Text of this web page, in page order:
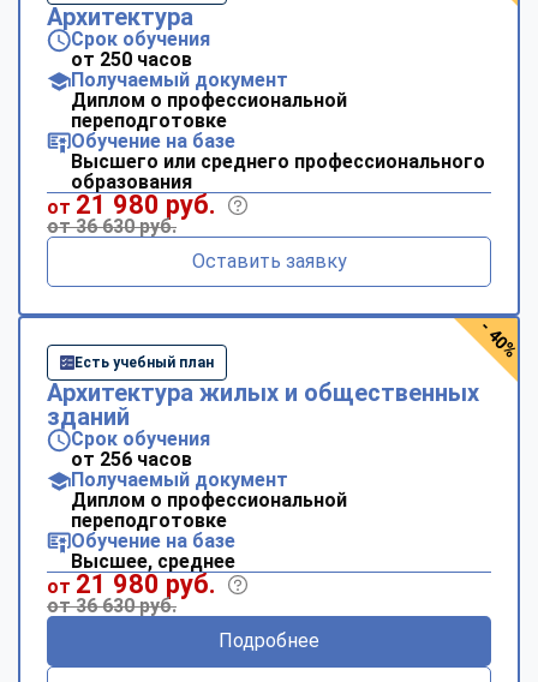
Архитектура
Срок обучения
от 250 часов
Получаемый документ
Диплом о профессиональной
переподготовке
Обучение на базе
Высшего или среднего профессионального
образования
от 21 980 руб.
от 36 630 руб.
Оставить заявку
Есть учебный план
Архитектура жилых и общественных
зданий
Срок обучения
от 256 часов
Получаемый документ
Диплом о профессиональной
переподготовке
Обучение на базе
Высшее, среднее
от 21 980 руб.
от 36 630 руб.
Подробнее
- 40%